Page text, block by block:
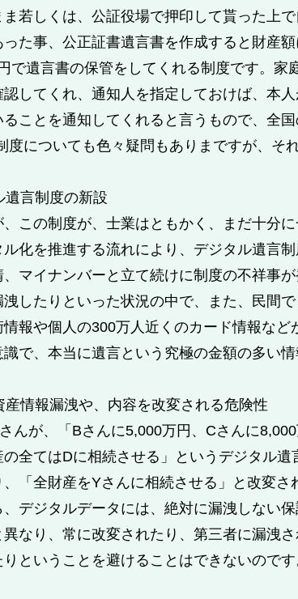
ま若しくは、公証役場で押印して貰った上
た事、公正証書遺言書を作成すると財産
で遺言書の保管をしてくれる制度です。家
認してくれ、通知人を指定しておけば、本
ことを通知してくれると言うもので、全
度についても色々疑問もありまですが、そ
遺言制度の新設
この制度が、士業はともかく、まだ十分
化を推進する流れにより、デジタル遺言制
マイナンバーと立て続けに制度の不祥事
洩したりといった状況の中で、また、民間
報や個人の300万人近くのカード情報な
識で、本当に遺言という究極の金額の多い情
産情報漏洩や、内容を改変される危険性
んが、「Bさんに5,000万円、Cさんに
全てはDに相続させる」というデジタル
「全財産をYさんに相続させる」と改変さ
デジタルデータには、絶対に漏洩しない
異なり、常に改変されたり、第三者に漏洩
りということを避けることはできないのです